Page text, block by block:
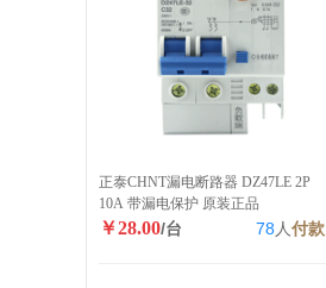
正泰CHNT漏电断路器 DZ47LE 2P
10A 带漏电保护 原装正品
￥28.00/台 78 人付款